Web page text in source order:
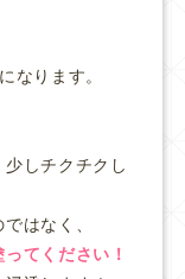
なります。
しチクチクし
はなく、
てください！